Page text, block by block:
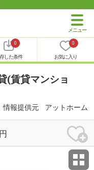
0
した条件
0
お気に入り
(賃貸マンショ
情報提供元 アットホーム